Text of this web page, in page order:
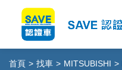
首頁 > 找車 > MITSUBISHI >